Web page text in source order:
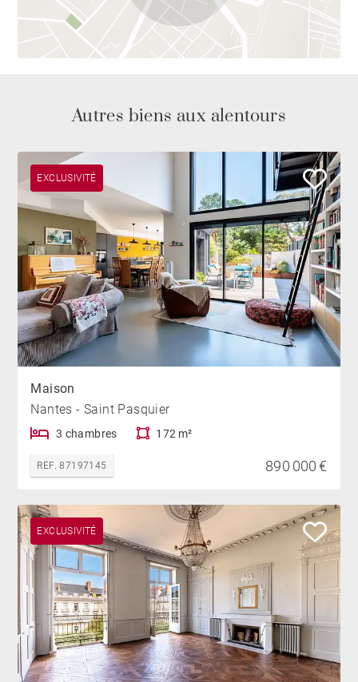
Autres biens aux alentours
EXCLUSIVITÉ
Maison
Nantes - Saint Pasquier
3 chambres 172 m²
REF. 87197145 890 000 €
EXCLUSIVITÉ